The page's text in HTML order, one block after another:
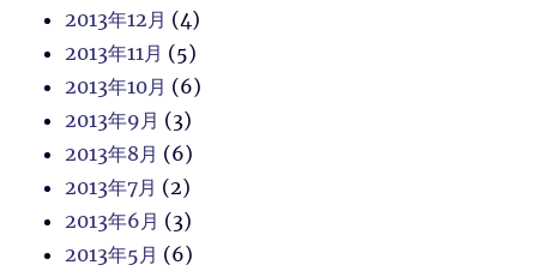
2013年12月 (4)
2013年11月 (5)
2013年10月 (6)
2013年9月 (3)
2013年8月 (6)
2013年7月 (2)
2013年6月 (3)
2013年5月 (6)